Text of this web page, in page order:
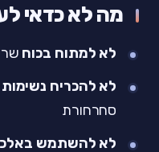
מה לא כדאי
לא למתוח בכוח
לא להכריח
סחרחורת
לא להשתמש